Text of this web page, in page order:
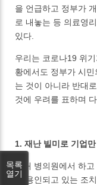
을 언급하고 정부가
로 내놓는 등 의료영
있다.
우리는 코로나19 위
황에서도 정부가 시
는 것이 아니라 반대
것에 우려를 표하며
1. 재난 빌미로 기업
현재 병의원에서 하
로 용인되고 있는 조
목록
열기